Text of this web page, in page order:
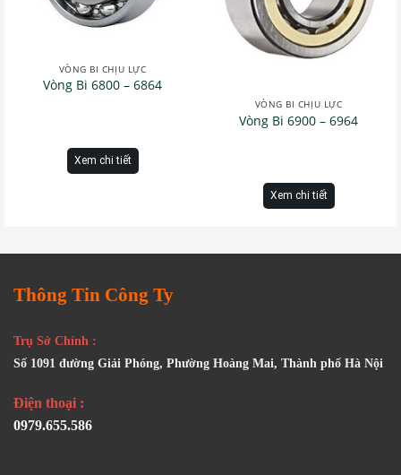
VÒNG BI CHỊU LỰC
Vòng Bi 6800 – 6864
Xem chi tiết
VÒNG BI CHỊU LỰC
Vòng Bi 6900 – 6964
Xem chi tiết
Thông Tin Công Ty
Trụ Sở Chính :
Số 1091 đường Giải Phóng, Phường Hoàng Mai, Thành phố Hà Nội
Điện thoại :
0979.655.586